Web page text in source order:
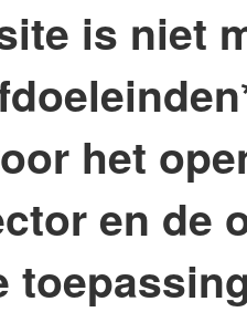
is niet
het
en de